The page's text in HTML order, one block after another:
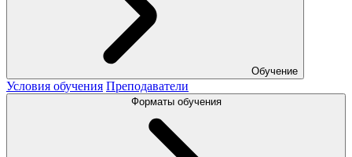
Обучение
Условия обучения Преподаватели
Форматы обучения